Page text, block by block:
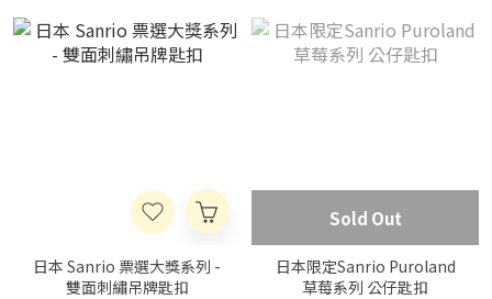
日本 Sanrio 票選大獎系列 -
雙面刺繡吊牌匙扣
Sold Out
日本限定Sanrio Puroland
草莓系列 公仔匙扣